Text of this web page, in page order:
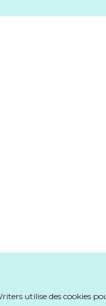
utilise des cookies